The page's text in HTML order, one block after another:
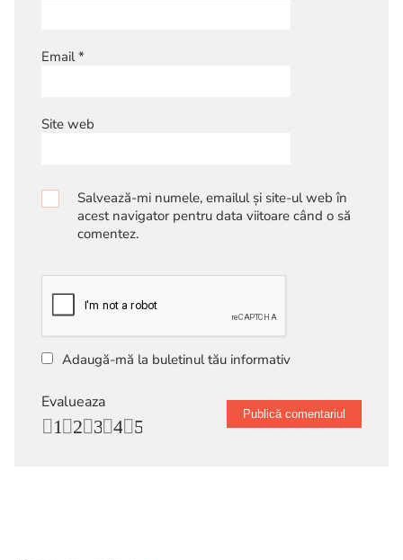
Email*
Site web
Salvează-mi numele, emailul și site-ul web în
acest navigator pentru data viitoare când o să
comentez.
Adaugă-mă la buletinul tău informativ
Evalueaza
5
4
3
2
1